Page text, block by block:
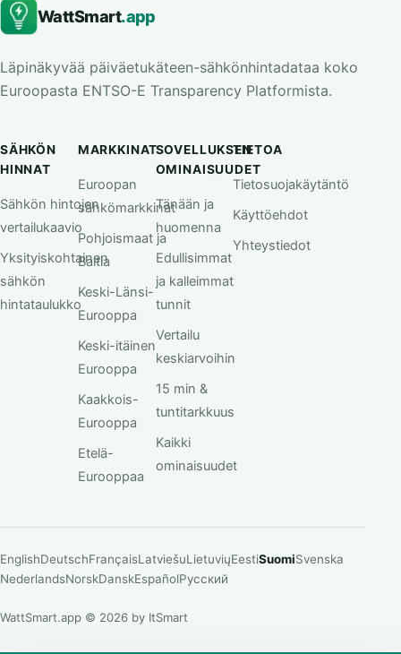
WattSmart.app
Läpinäkyvää päiväetukäteen-sähkönhintadataa koko
Euroopasta ENTSO-E Transparency Platformista.
SÄHKÖN
HINNAT
Sähkön hintojen
vertailukaavio
Yksityiskohtainen
sähkön
hintataulukko
MARKKINAT
Euroopan
sähkömarkkinat
Pohjoismaat ja
Baltia
Keski-Länsi-
Eurooppa
Keski-itäinen
Eurooppa
Kaakkois-
Eurooppa
Etelä-
Eurooppaa
SOVELLUKSEN
OMINAISUUDET
Tänään ja
huomenna
Edullisimmat
ja kalleimmat
tunnit
Vertailu
keskiarvoihin
15 min &
tuntitarkkuus
Kaikki
ominaisuudet
TIETOA
Tietosuojakäytäntö
Käyttöehdot
Yhteystiedot
EnglishDeutschFrançaisLatviešuLietuviųEestiSuomiSvenska
NederlandsNorskDanskEspañolРусский
WattSmart.app © 2026 by ItSmart